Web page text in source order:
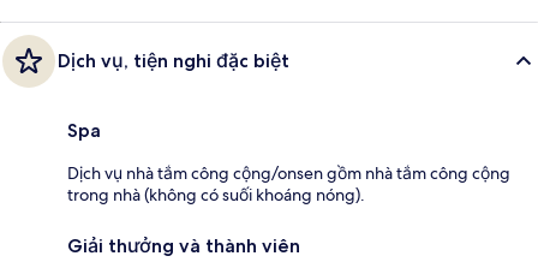
Dịch vụ, tiện nghi đặc biệt
Spa
Dịch vụ nhà tắm công cộng/onsen gồm nhà tắm công cộng
trong nhà (không có suối khoáng nóng).
Giải thưởng và thành viên